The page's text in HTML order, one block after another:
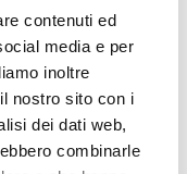
contenuti ed
media e per
inoltre
nostro sito con i
dei dati web,
combinarle